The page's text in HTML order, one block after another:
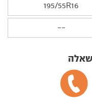
195/55R16
--